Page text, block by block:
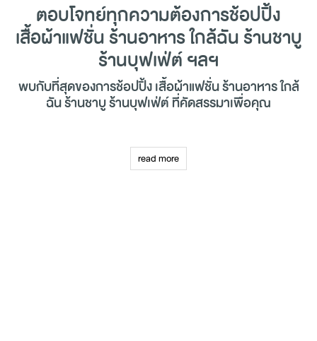
ตอบโจทย์ทุกความต้องการช้อปปิ้ง
เสื้อผ้าแฟชั่น ร้านอาหาร ใกล้ฉัน ร้านชาบู
ร้านบุฟเฟ่ต์ ฯลฯ
พบกับที่สุดของการช้อปปิ้งเสื้อผ้าแฟชั่น ร้านอาหาร ใกล้
ฉัน ร้านชาบู ร้านบุฟเฟ่ต์ ที่คัดสรรมาเพื่อคุณ
บางนา พร้อมเนรมิตพื้นที่ทั้งบริเวณภายนอกและภายในของศูนย์การค้า
เพื่อพาคุณไปร่วมสัมผัสและค้นหาทุกร้านค้าที่ใช่ในสไตล์ที่คุณชื่นชอบ ที่
read more